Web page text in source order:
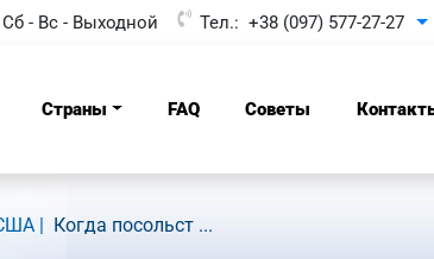
- Вс - Выходной Тел.: +38 (097) 577-27-27
Страны FAQ Советы
Когда посольст ...